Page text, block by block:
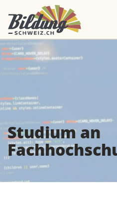
Studium an